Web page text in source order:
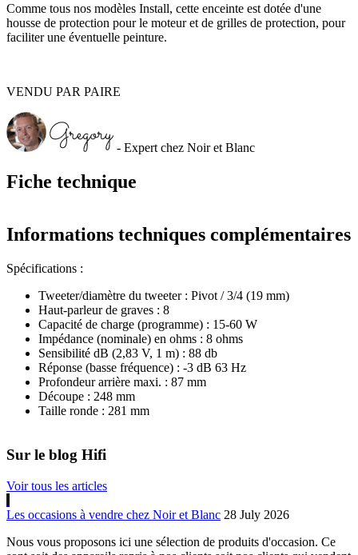
Fiche technique
Informations techniques complémentaires
Spécifications :
Tweeter/diamètre du tweeter : Pivot / 3/4 (19 mm)
Haut-parleur de graves : 8
Capacité de charge (programme) : 15-60 W
Impédance (nominale) en ohms : 8 ohms
Sensibilité dB (2,83 V, 1 m) : 88 db
Réponse (basse fréquence) : -3 dB 63 Hz
Profondeur arrière maxi. : 87 mm
Découpe : 248 mm
Taille ronde : 281 mm
Comme tous nos modèles Install, cette enceinte est dotée d'une
housse de protection pour le moteur et de grilles de protection, pour
faciliter une éventuelle peinture.
VENDU PAR PAIRE
- Expert chez Noir et Blanc
Sur le blog Hifi
Voir tous les articles
Les occasions à vendre chez Noir et Blanc 28 July 2026
Nous vous proposons ici une sélection de produits d'occasion. Ce